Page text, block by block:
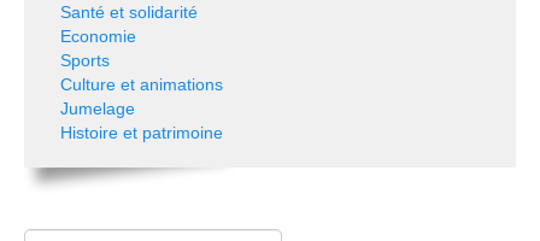
Santé et solidarité
Economie
Sports
Culture et animations
Jumelage
Histoire et patrimoine
Rechercher